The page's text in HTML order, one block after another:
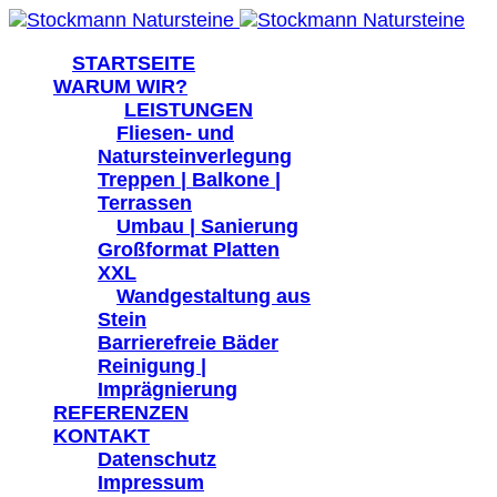
STARTSEITE
WARUM WIR?
LEISTUNGEN
Fliesen- und
Natursteinverlegung
Treppen | Balkone |
Terrassen
Umbau | Sanierung
Großformat Platten
XXL
Wandgestaltung aus
Stein
Barrierefreie Bäder
Reinigung |
Imprägnierung
REFERENZEN
KONTAKT
Datenschutz
Impressum